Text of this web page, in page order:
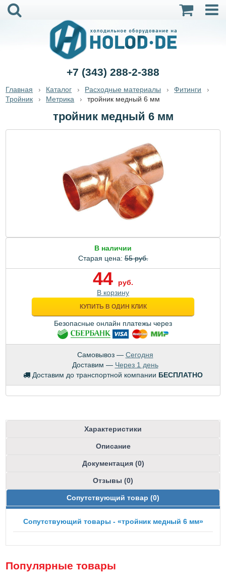
+7 (343) 288-2-388
Главная Каталог Расходные материалы
Фитинги
Тройник
Метрика тройник медный 6 мм
тройник медный 6 мм
В наличии
Старая цена:55 руб.
44
руб.
В корзину
КУПИТЬ В ОДИН КЛИК
Безопасные онлайн платежы через
Самовывоз — Сегодня
Доставим — Через 1 день
Доставим до транспортной компании БЕСПЛАТНО
Характеристики
Описание
Документация (0)
Отзывы (0)
Сопутствующий товар (0)
Сопутствующий товары - «тройник медный 6 мм»
Популярные товары